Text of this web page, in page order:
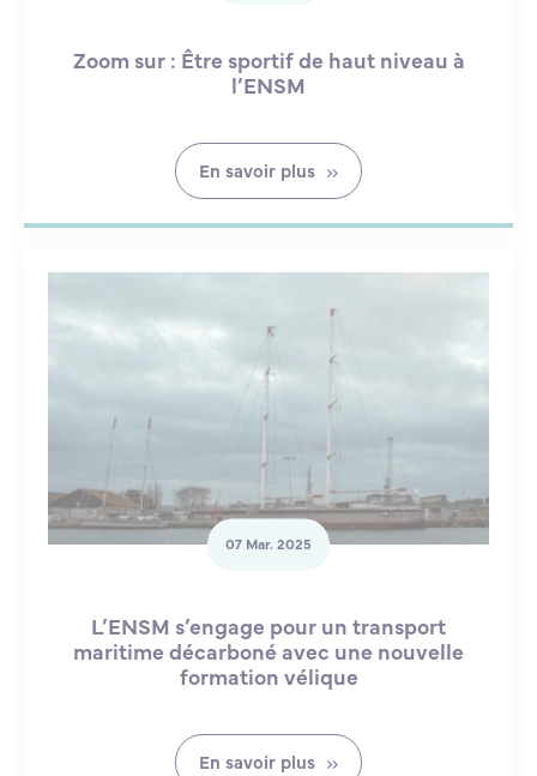
Zoom sur : Être sportif de haut niveau à
l’ENSM
En savoir plus
07 Mar. 2025
L’ENSM s’engage pour un transport
maritime décarboné avec une nouvelle
formation vélique
En savoir plus